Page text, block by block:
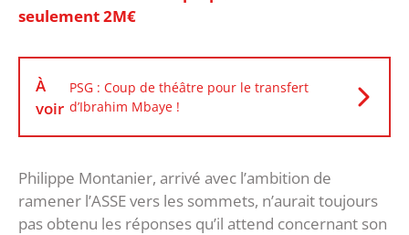
seulement 2M€
À
voir
PSG : Coup de théâtre pour le transfert
d’Ibrahim Mbaye !
Philippe Montanier, arrivé avec l’ambition de
ramener l’ASSE vers les sommets, n’aurait toujours
pas obtenu les réponses qu’il attend concernant son